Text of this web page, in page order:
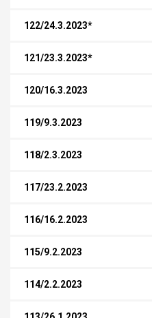
122/24.3.2023*
121/23.3.2023*
120/16.3.2023
119/9.3.2023
118/2.3.2023
117/23.2.2023
116/16.2.2023
115/9.2.2023
114/2.2.2023